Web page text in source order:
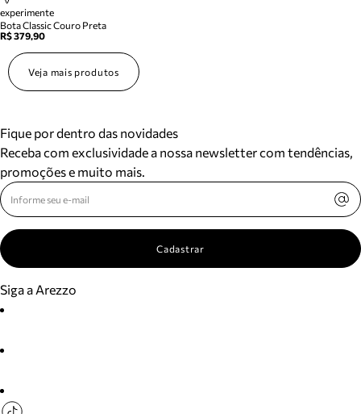
experimente
Bota Classic Couro Preta
R$ 379,90
Veja mais produtos
Fique por dentro das novidades
Receba com exclusividade a nossa newsletter com tendências,
promoções e muito mais.
Cadastrar
Siga a Arezzo